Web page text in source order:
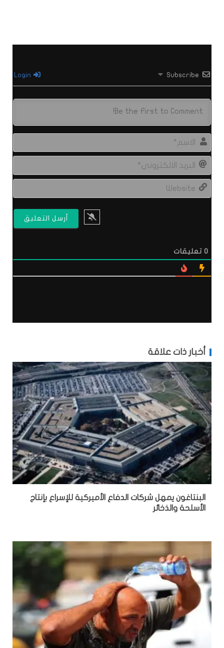
Subscribe
0 تعليقات
أخبار ذات علاقة
البنتاغون يمهل شركات الدفاع الأميركية للإسراع بإنتاج
الأسلحة والذخائر